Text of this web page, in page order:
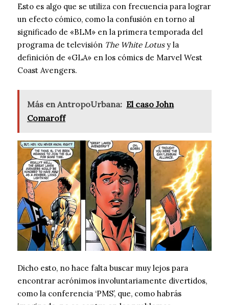
Esto es algo que se utiliza con frecuencia para lograr
un efecto cómico, como la confusión en torno al
significado de «BLM» en la primera temporada del
programa de televisión The White Lotusy la
definición de «GLA» en los cómics de Marvel West
Coast Avengers.
Más en AntropoUrbana: El caso John
Comaroff
Dicho esto, no hace falta buscar muy lejos para
encontrar acrónimos involuntariamente divertidos,
como la conferencia ‘PMS’, que, como habrás